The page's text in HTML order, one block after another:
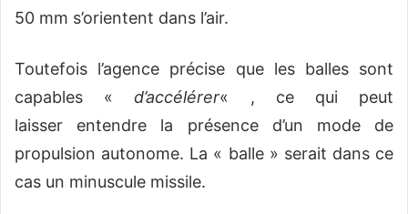
50 mm s’orientent dans l’air.
Toutefois l’agence précise que les balles sont
capables «d’accélérer« , ce qui peut
laisser entendre la présence d’un mode de
propulsion autonome. La « balle » serait dans ce
cas un minuscule missile.